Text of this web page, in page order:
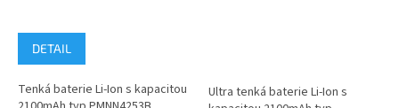
DETAIL
Tenká baterie Li-Ion s kapacitou
Ultra tenká baterie Li-Ion s